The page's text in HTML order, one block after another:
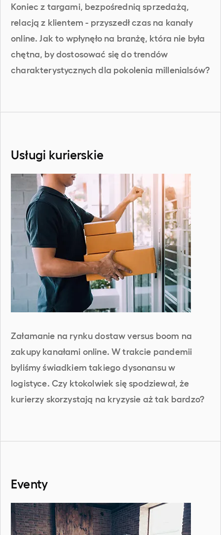
Koniec z targami, bezpośrednią sprzedażą,
relacją z klientem - przyszedł czas na kanały
online. Jak to wpłynęło na branżę, która nie była
chętna, by dostosować się do trendów
charakterystycznych dla pokolenia millenialsów?
Usługi kurierskie
Załamanie na rynku dostaw versus boom na
zakupy kanałami online. W trakcie pandemii
byliśmy świadkiem takiego dysonansu w
logistyce. Czy ktokolwiek się spodziewał, że
kurierzy skorzystają na kryzysie aż tak bardzo?
Eventy